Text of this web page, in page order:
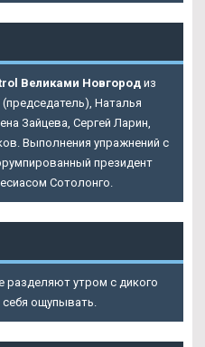
Великами Новгород из
Наталья
Зайцева, Сергей Ларин,
Выполнения упражнений с
президент
Сотолонго.
разделяют утром с дикого
себя ощупывать.